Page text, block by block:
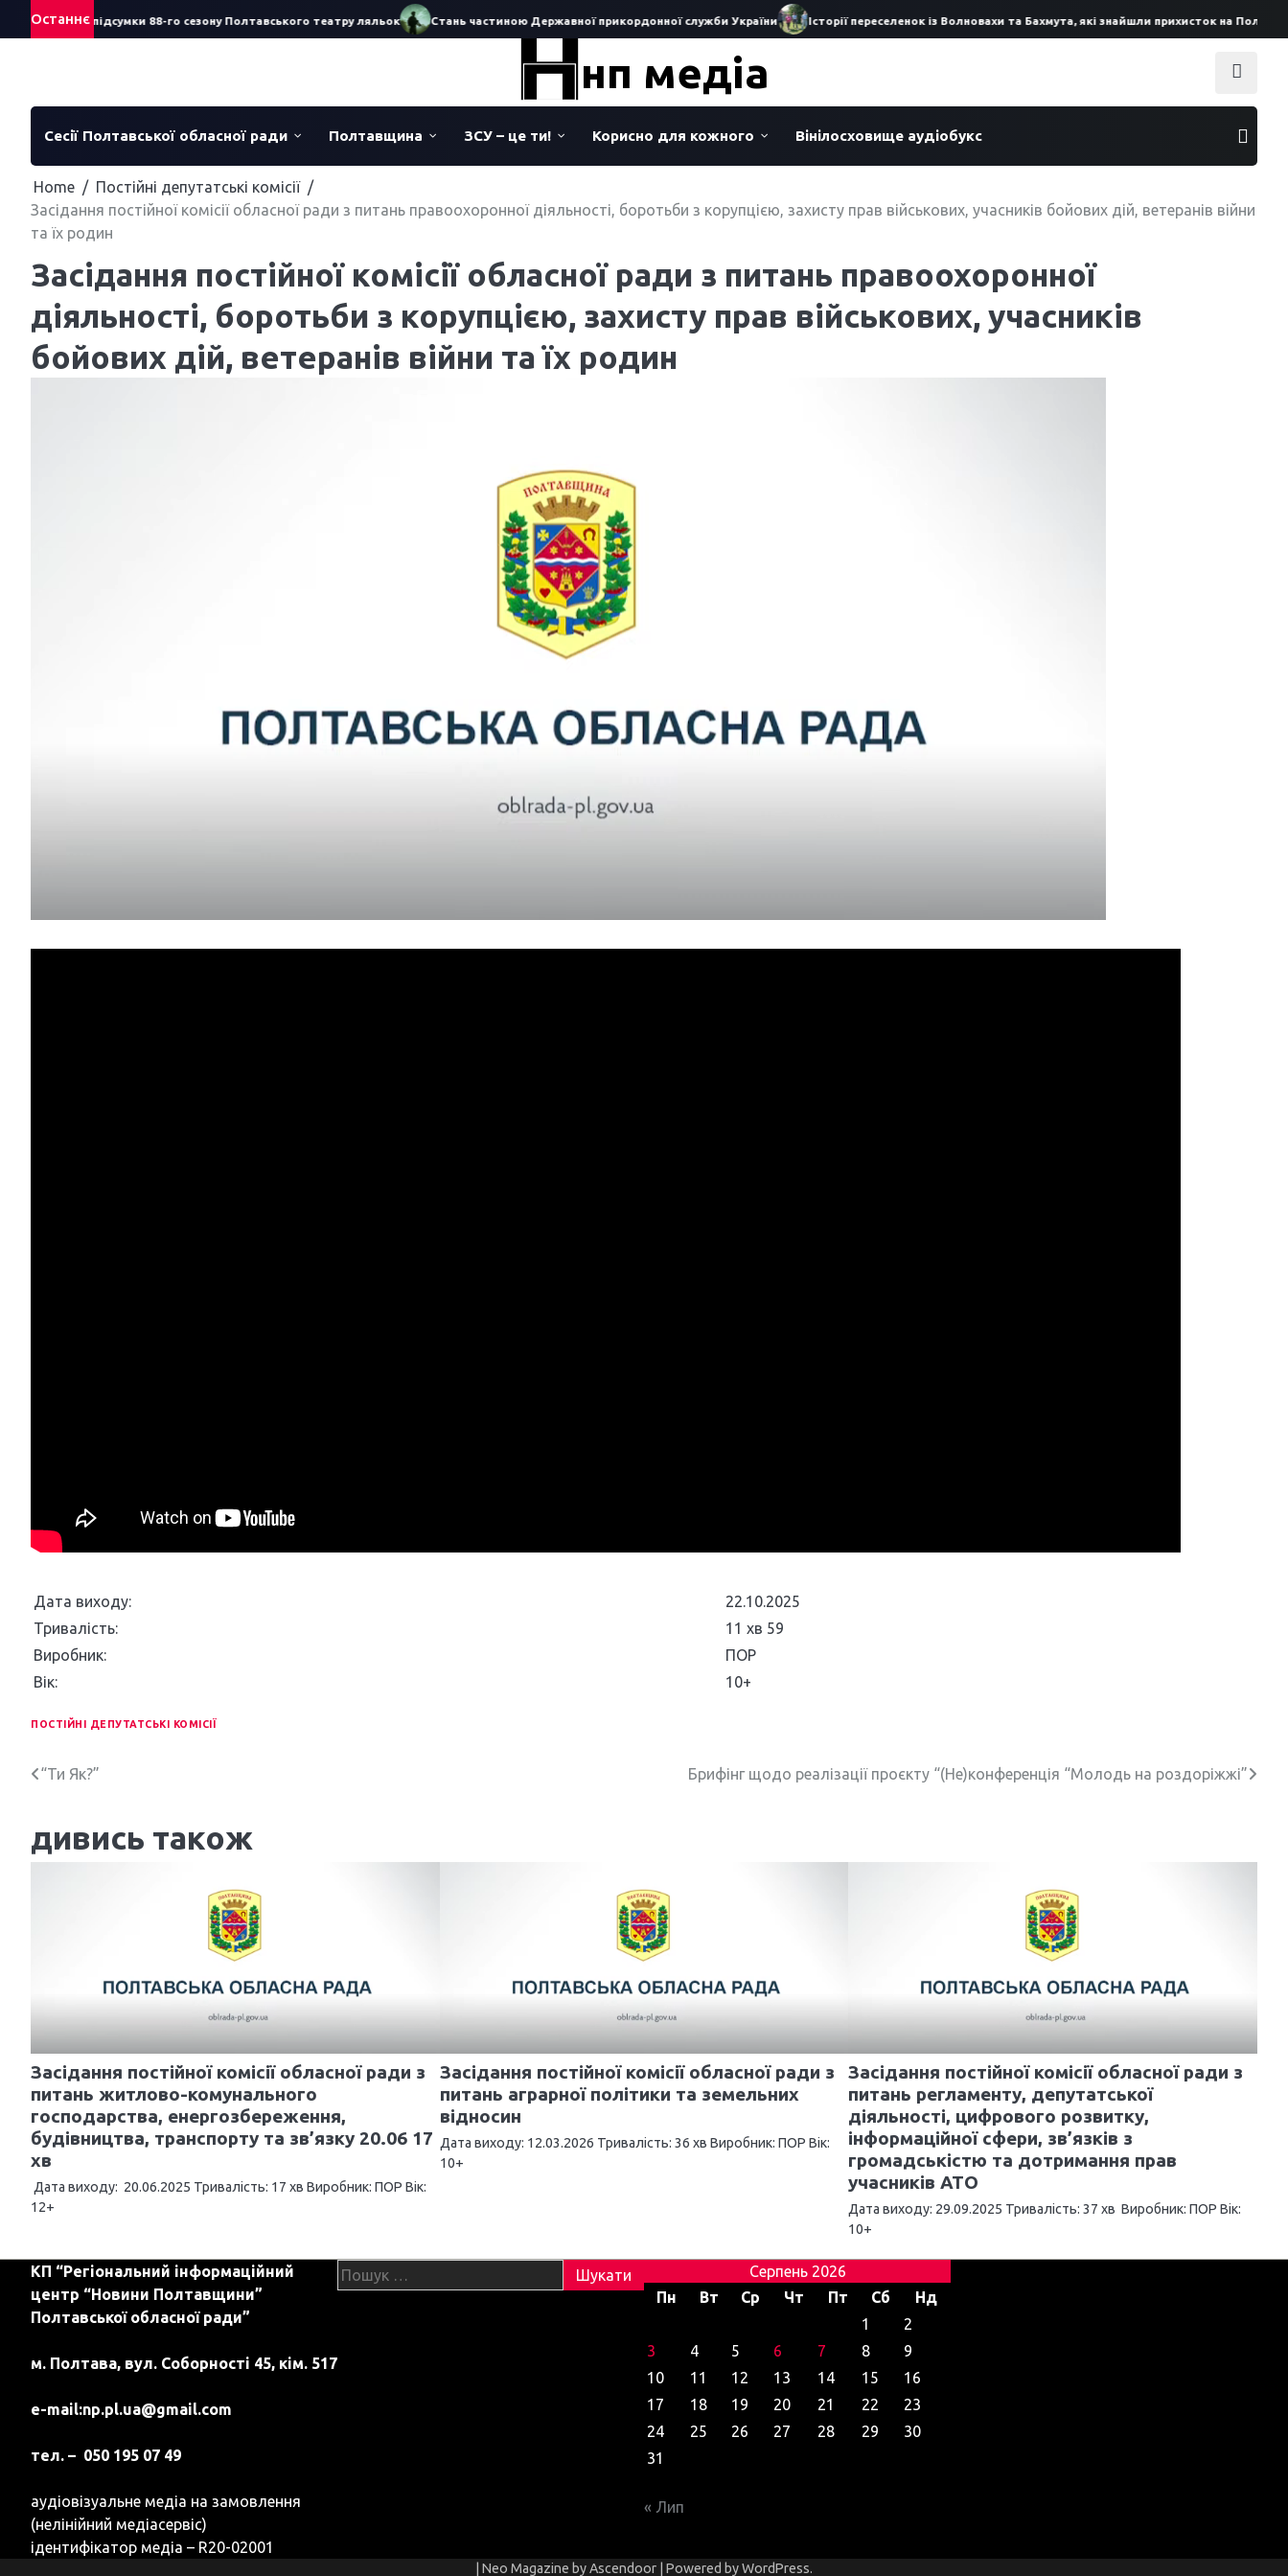
Останнє
про підсумки 88-го сезону Полтавського театру ляльок Стань частиною Державної прикордонної служби України Історії переселенок із Волновахи та Бахмута, які знайшли прихисток на Полтавщині
нп медіа
Сесії Полтавської обласної ради Полтавщина ЗСУ – це ти! Корисно для кожного Вінілосховище аудіобукс
Home
Постійні депутатські комісії
Засідання постійної комісії обласної ради з питань правоохоронної діяльності, боротьби з корупцією, захисту прав військових, учасників бойових дій, ветеранів війни
та їх родин
Засідання постійної комісії обласної ради з питань правоохоронної
діяльності, боротьби з корупцією, захисту прав військових, учасників
бойових дій, ветеранів війни та їх родин
Дата виходу:
22.10.2025
Тривалість:
11 хв 59
Виробник:
ПОР
Вік:
10+
ПОСТІЙНІ ДЕПУТАТСЬКІ КОМІСІЇ
Н
в
і
я
з
а
п
и
і
в
“Ти Як?” Брифінг щодо реалізації проєкту “(Не)конференція “Молодь на роздоріжжі”
дивись також
Засідання постійної комісії обласної ради з
питань житлово-комунального
господарства, енергозбереження,
будівництва, транспорту та зв’язку 20.06 17
хв
Дата виходу: 20.06.2025 Тривалість: 17 хв Виробник: ПОР Вік:
12+
Засідання постійної комісії обласної ради з
питань аграрної політики та земельних
відносин
Дата виходу: 12.03.2026 Тривалість: 36 хв Виробник: ПОР Вік:
10+
Засідання постійної комісії обласної ради з
питань регламенту, депутатської
діяльності, цифрового розвитку,
інформаційної сфери, зв’язків з
громадськістю та дотримання прав
учасників АТО
Дата виходу: 29.09.2025 Тривалість: 37 хв Виробник: ПОР Вік:
10+
КП “Регіональний інформаційний
центр “Новини Полтавщини”
Полтавської обласної ради”
м. Полтава, вул. Соборності 45, кім. 517
e-mail:np.pl.ua@gmail.com
тел. – 050 195 07 49
аудіовізуальне медіа на замовлення
(нелінійний медіасервіс)
ідентифікатор медіа – R20-02001
Пошук:
Серпень 2026
Пн
Вт Ср Чт Пт Сб
Нд
1
2
3
4 5 6 7 8
9
10
11 12 13 14 15
16
17
18 19 20 21 22
23
24
25 26 27 28 29
30
31
« Лип
| Neo Magazine byAscendoor | Powered byWordPress.